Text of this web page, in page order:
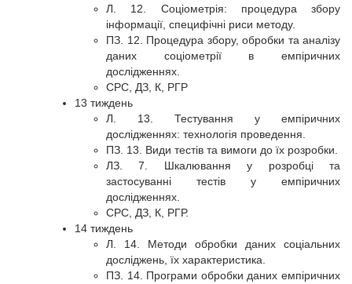
Л. 12. Соціометрія: процедура збору
інформації, специфічні риси методу.
ПЗ. 12. Процедура збору, обробки та аналізу
даних соціометрії в емпіричних
дослідженнях.
СРС, ДЗ, К, РГР
13 тиждень
Л. 13. Тестування у емпіричних
дослідженнях: технологія проведення.
ПЗ. 13. Види тестів та вимоги до їх розробки.
ЛЗ. 7. Шкалювання у розробці та
застосуванні тестів у емпіричних
дослідженнях.
СРС, ДЗ, К, РГР.
14 тиждень
Л. 14. Методи обробки даних соціальних
досліджень, їх характеристика.
ПЗ. 14. Програми обробки даних емпіричних